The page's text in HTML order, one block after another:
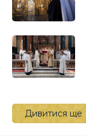
Дивитися ще